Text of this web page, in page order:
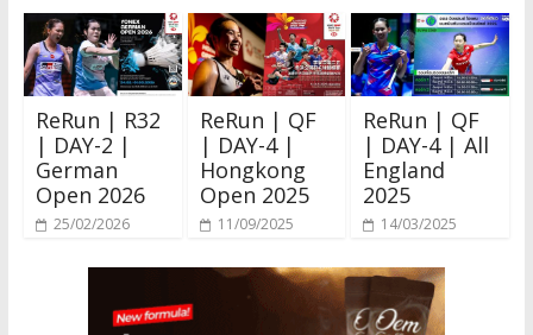
ReRun | R32
| DAY-2 |
German
Open 2026
25/02/2026
ReRun | QF
| DAY-4 |
Hongkong
Open 2025
11/09/2025
ReRun | QF
| DAY-4 | All
England
2025
14/03/2025